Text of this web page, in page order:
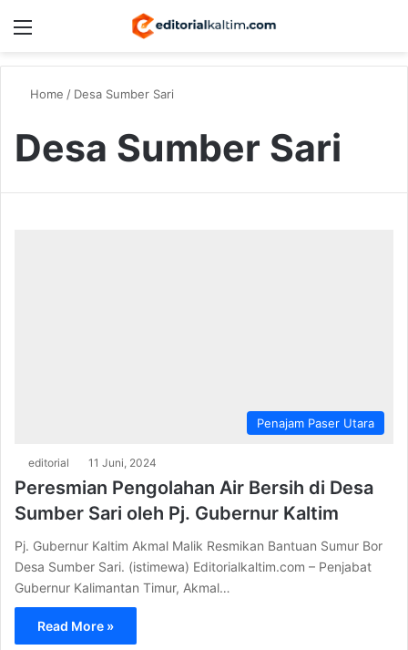
Home / Desa Sumber Sari
Desa Sumber Sari
Penajam Paser Utara
editorial 11 Juni, 2024
Peresmian Pengolahan Air Bersih di Desa
Sumber Sari oleh Pj. Gubernur Kaltim
Pj. Gubernur Kaltim Akmal Malik Resmikan Bantuan Sumur Bor
Desa Sumber Sari. (istimewa) Editorialkaltim.com – Penjabat
Gubernur Kalimantan Timur, Akmal…
Read More »